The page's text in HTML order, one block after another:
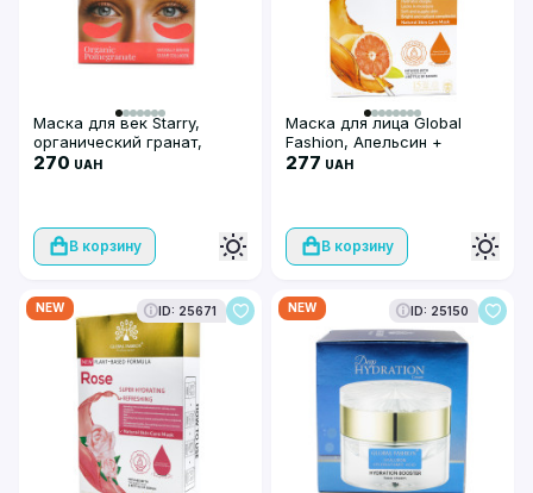
Маска для век Starry,
органический гранат,
натуральный прозрачный
270 UAH
В корзину
Маска для лица Global
Fashion, Апельсин +
витамин C, супер
277 UAH
В корзину
NEW ID: 25671 NEW ID: 25150